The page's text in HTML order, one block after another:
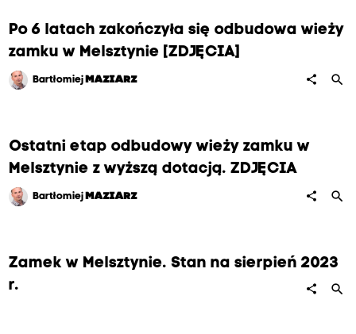
Po 6 latach zakończyła się odbudowa wieży
zamku w Melsztynie [ZDJĘCIA]
Bartłomiej MAZIARZ share search
Ostatni etap odbudowy wieży zamku w
Melsztynie z wyższą dotacją. ZDJĘCIA
Bartłomiej MAZIARZ share search
Zamek w Melsztynie. Stan na sierpień 2023
r.
share search